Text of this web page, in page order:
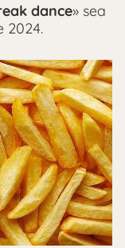
dance» sea
2024.